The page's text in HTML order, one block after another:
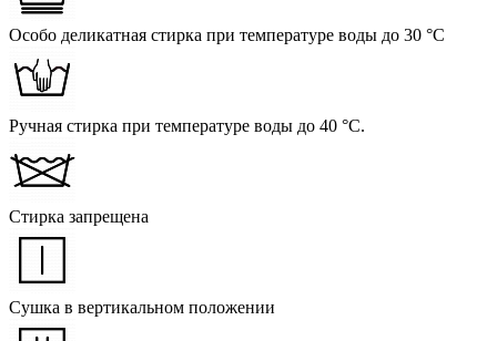
Особо деликатная стирка при температуре воды до 30 °C
Ручная стирка при температуре воды до 40 °C.
Стирка запрещена
Сушка в вертикальном положении